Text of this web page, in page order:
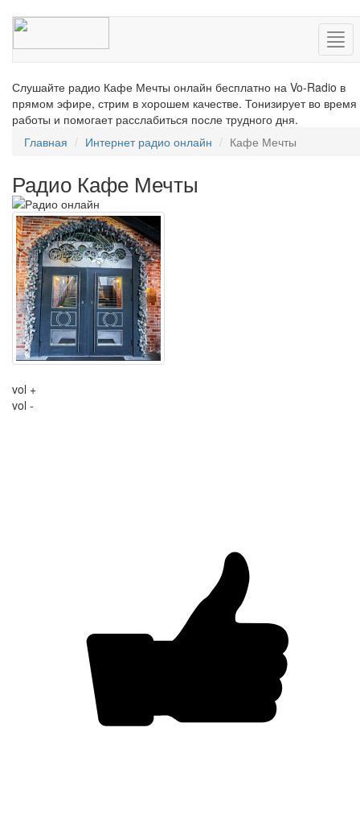
Слушайте радио Кафе Мечты онлайн бесплатно на Vo-Radio в
прямом эфире, стрим в хорошем качестве. Тонизирует во время
работы и помогает расслабиться после трудного дня.
Главная
Интернет радио онлайн Кафе Мечты
Радио Кафе Мечты
vol +
vol -